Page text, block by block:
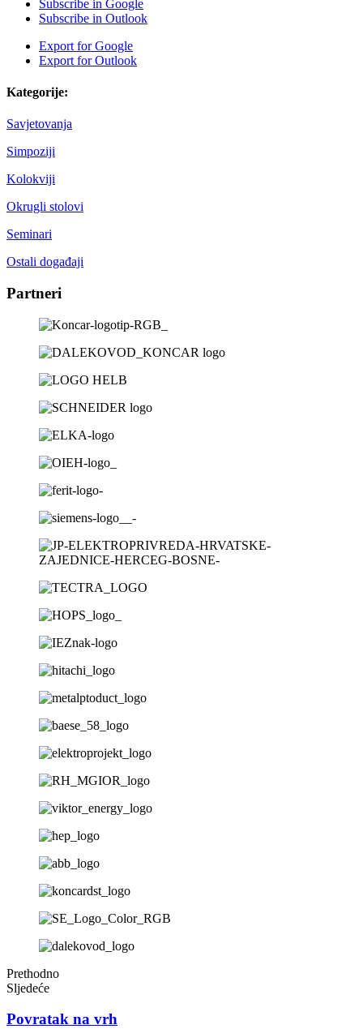
Subscribe in Google
Subscribe in Outlook
Export forGoogle
Export forOutlook
Kategorije:
Savjetovanja
Simpoziji
Kolokviji
Okrugli stolovi
Seminari
Ostali događaji
Partneri
Prethodno
Sljedeće
Povratak na vrh